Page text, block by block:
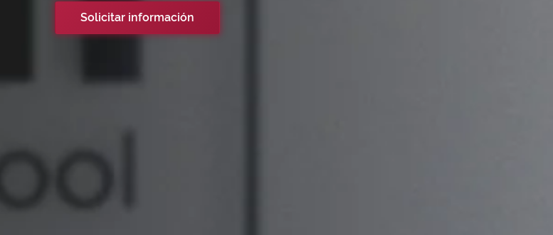
Solicitar información